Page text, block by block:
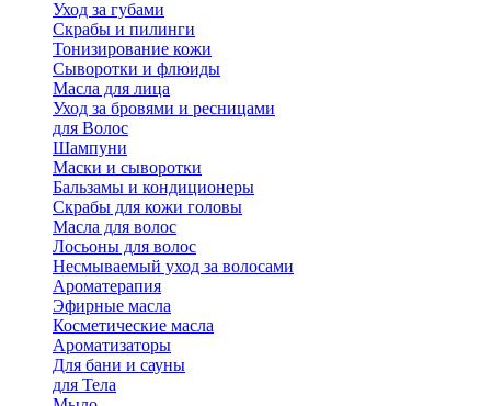
Уход за губами
Скрабы и пилинги
Тонизирование кожи
Сыворотки и флюиды
Масла для лица
Уход за бровями и ресницами
для Волос
Шампуни
Маски и сыворотки
Бальзамы и кондиционеры
Скрабы для кожи головы
Масла для волос
Лосьоны для волос
Несмываемый уход за волосами
Ароматерапия
Эфирные масла
Косметические масла
Ароматизаторы
Для бани и сауны
для Тела